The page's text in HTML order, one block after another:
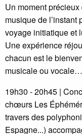
Un moment
musique de l’instant
voyage initiatique et
Une expérience
chacun est le
musicale ou vocale…
19h30 - 20h45 |
chœurs Les
travers des
Espagne...)